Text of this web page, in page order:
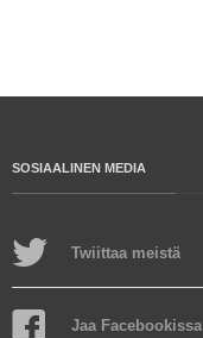
SOSIAALINEN MEDIA
Twiittaa meistä
Jaa Facebookissa